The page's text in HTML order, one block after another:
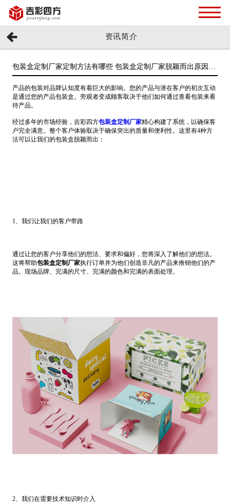
资讯简介
包装盒定制厂家定制方法有哪些 包装盒定制厂家脱颖而出原因
产品的包装对品牌认知度有着巨大的影响。您的产品与潜在客户的初次互动
是通过您的产品包装盒。旁观者变成顾客取决于他们如何通过查看包装来看
待产品。
经过多年的市场经验，吉彩四方包装盒定制厂家精心构建了系统，以确保客
户完全满意。整个客户体验取决于确保突出的质量和便利性。这里有4种方
法可以让我们的包装盒脱颖而出：
1、我们让我们的客户带路
通过让您的客户分享他们的想法、要求和偏好，您将深入了解他们的想法。
这将帮助包装盒定制厂家执行订单并为他们创造非凡的产品来推销他们的产
品。现场品牌、完满的尺寸、完满的颜色和完满的表面处理。
2、我们在需要技术知识时介入